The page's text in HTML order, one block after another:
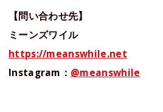
【問い合わせ先】
ミーンズワイル
https://meanswhile.net
Instagram： @meanswhile